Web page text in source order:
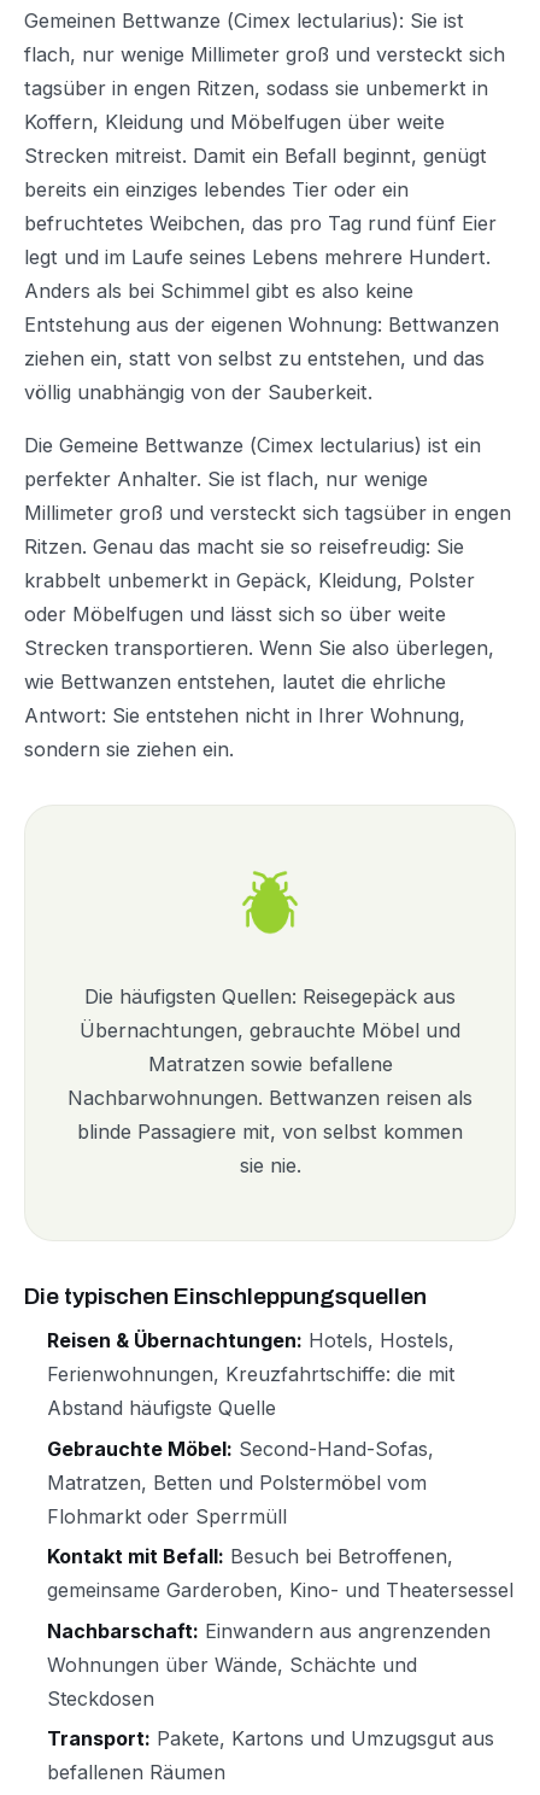
Gemeinen Bettwanze (Cimex lectularius): Sie ist
flach, nur wenige Millimeter groß und versteckt sich
tagsüber in engen Ritzen, sodass sie unbemerkt in
Koffern, Kleidung und Möbelfugen über weite
Strecken mitreist. Damit ein Befall beginnt, genügt
bereits ein einziges lebendes Tier oder ein
befruchtetes Weibchen, das pro Tag rund fünf Eier
legt und im Laufe seines Lebens mehrere Hundert.
Anders als bei Schimmel gibt es also keine
Entstehung aus der eigenen Wohnung: Bettwanzen
ziehen ein, statt von selbst zu entstehen, und das
völlig unabhängig von der Sauberkeit.
Die Gemeine Bettwanze (Cimex lectularius) ist ein
perfekter Anhalter. Sie ist flach, nur wenige
Millimeter groß und versteckt sich tagsüber in engen
Ritzen. Genau das macht sie so reisefreudig: Sie
krabbelt unbemerkt in Gepäck, Kleidung, Polster
oder Möbelfugen und lässt sich so über weite
Strecken transportieren. Wenn Sie also überlegen,
wie Bettwanzen entstehen, lautet die ehrliche
Antwort: Sie entstehen nicht in Ihrer Wohnung,
sondern sie ziehen ein.
Die häufigsten Quellen: Reisegepäck aus
Übernachtungen, gebrauchte Möbel und
Matratzen sowie befallene
Nachbarwohnungen. Bettwanzen reisen als
blinde Passagiere mit, von selbst kommen
sie nie.
Die typischen Einschleppungsquellen
Reisen & Übernachtungen: Hotels, Hostels,
Ferienwohnungen, Kreuzfahrtschiffe: die mit
Abstand häufigste Quelle
Gebrauchte Möbel: Second-Hand-Sofas,
Matratzen, Betten und Polstermöbel vom
Flohmarkt oder Sperrmüll
Kontakt mit Befall: Besuch bei Betroffenen,
gemeinsame Garderoben, Kino- und Theatersessel
Nachbarschaft: Einwandern aus angrenzenden
Wohnungen über Wände, Schächte und
Steckdosen
Transport: Pakete, Kartons und Umzugsgut aus
befallenen Räumen